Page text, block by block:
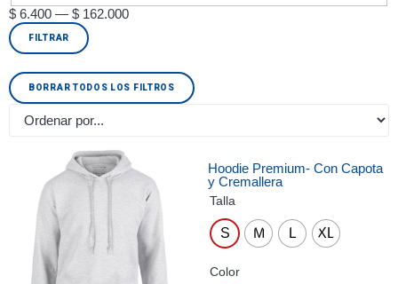
$ 6.400 — $ 162.000
FILTRAR
BORRAR TODOS LOS FILTROS
Hoodie Premium- Con Capota
y Cremallera
Talla
S M L XL
Color